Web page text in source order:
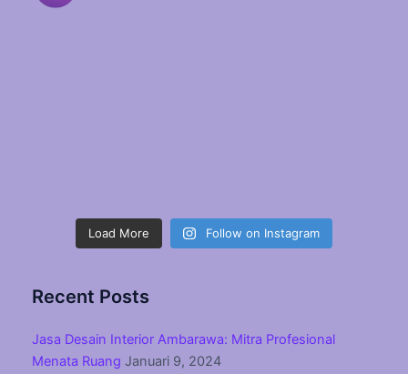
Load More Follow on Instagram
Recent Posts
Jasa Desain Interior Ambarawa: Mitra Profesional
Menata Ruang Januari 9, 2024